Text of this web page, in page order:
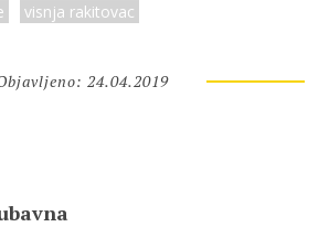
visnja rakitovac
24.04.2019